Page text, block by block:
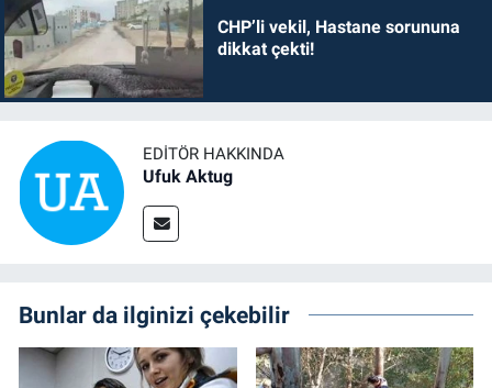
CHP’li vekil, Hastane sorununa
dikkat çekti!
EDITÖR HAKKINDA
Ufuk Aktug
Bunlar da ilginizi çekebilir